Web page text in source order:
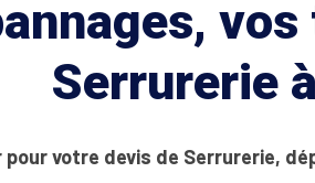
Serrurerie
pour votre devis de Serrurerie,